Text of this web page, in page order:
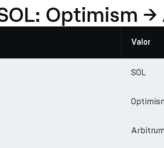
Optimism →
Valor
SOL
Arbitrum